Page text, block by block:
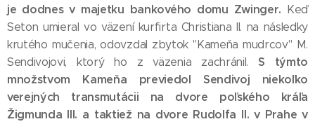
je dodnes v majetku bankového domu Zwinger. Keď
Seton umieral vo väzení kurfirta Christiana II. na následky
krutého mučenia, odovzdal zbytok "Kameňa mudrcov" M.
Sendivojovi, ktorý ho z väzenia zachránil. S týmto
množstvom Kameňa previedol Sendivoj niekoľko
verejných transmutácii na dvore poľského kráľa
Žigmunda III. a taktiež na dvore Rudolfa II. v Prahe v